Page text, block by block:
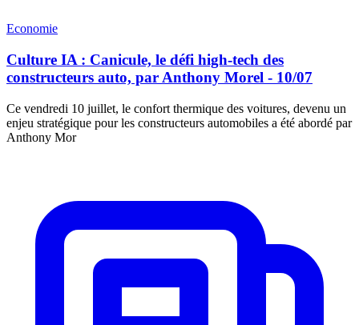
Economie
Culture IA : Canicule, le défi high-tech des
constructeurs auto, par Anthony Morel - 10/07
Ce vendredi 10 juillet, le confort thermique des voitures, devenu un
enjeu stratégique pour les constructeurs automobiles a été abordé par
Anthony Mor